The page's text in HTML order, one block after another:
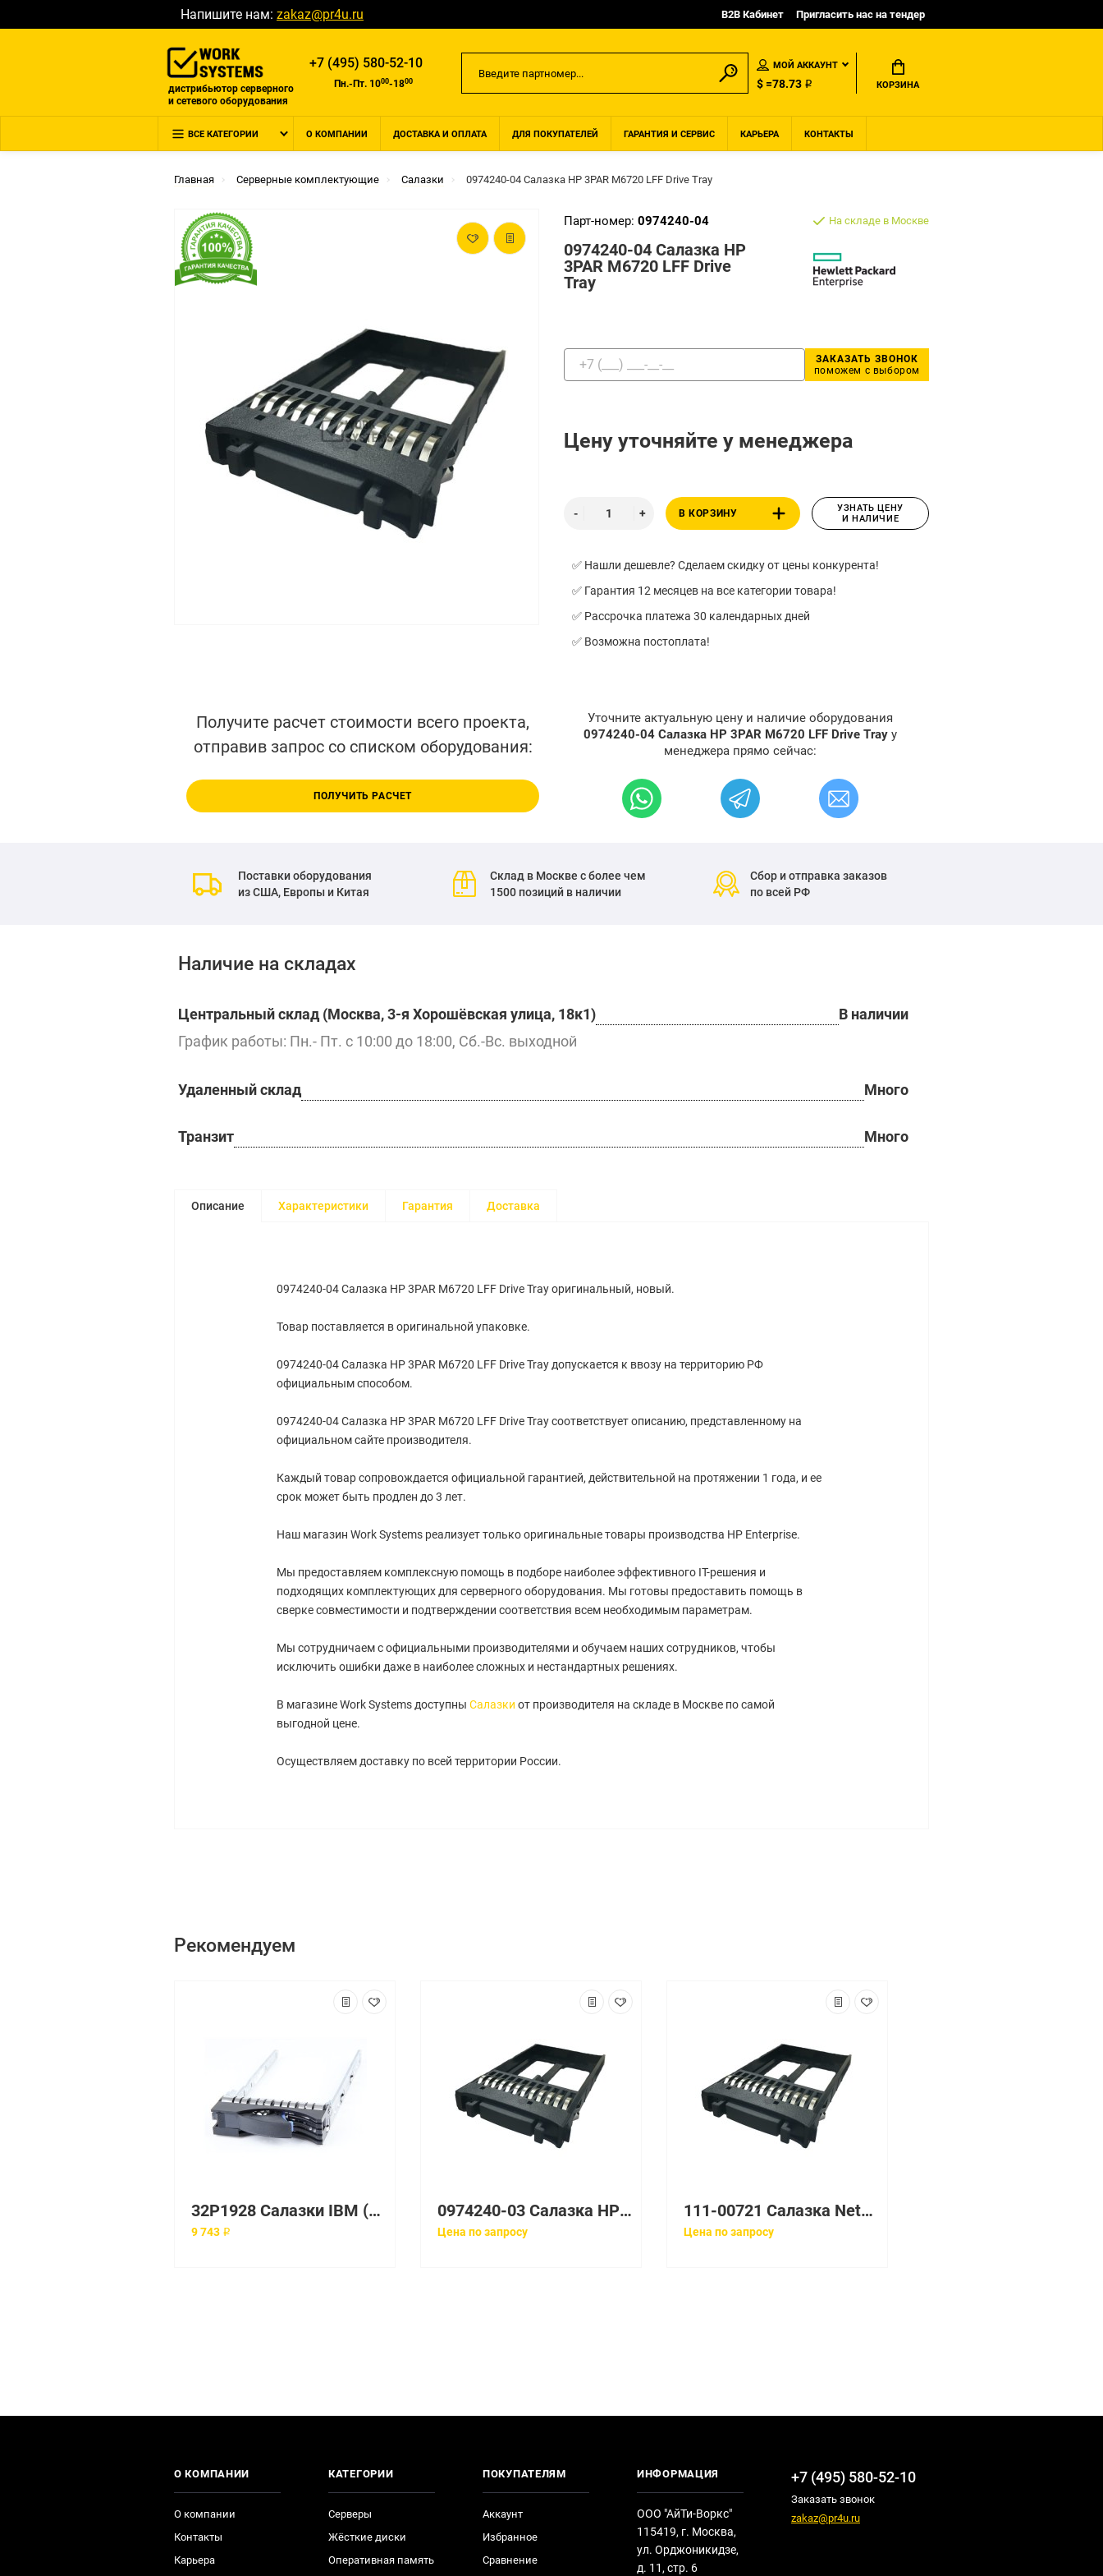
Напишите нам: zakaz@pr4u.ru B2B Кабинет Пригласить нас на тендер
дистрибьютор серверного
и сетевого оборудования
+7 (495) 580-52-10
Пн.-Пт. 1000-1800
МОЙ АККАУНТ
$ =78.73 ₽ КОРЗИНА
ВСЕ КАТЕГОРИИ О КОМПАНИИ ДОСТАВКА И ОПЛАТА ДЛЯ ПОКУПАТЕЛЕЙ ГАРАНТИЯ И СЕРВИС КАРЬЕРА КОНТАКТЫ
Главная Серверные комплектующие Салазки 0974240-04 Салазка HP 3PAR M6720 LFF Drive Tray
Парт-номер: 0974240-04
0974240-04 Салазка HP
3PAR M6720 LFF Drive
Tray
На складе в Москве
ЗАКАЗАТЬ ЗВОНОК
поможем с выбором
Цену уточняйте у менеджера
В КОРЗИНУ
УЗНАТЬ ЦЕНУ
И НАЛИЧИЕ
✅ Нашли дешевле? Сделаем скидку от цены конкурента!
✅ Гарантия 12 месяцев на все категории товара!
✅ Рассрочка платежа 30 календарных дней
✅ Возможна постоплата!
Получите расчет стоимости всего проекта,
отправив запрос со списком оборудования:
ПОЛУЧИТЬ РАСЧЕТ
Уточните актуальную цену и наличие оборудования
0974240-04 Салазка HP 3PAR M6720 LFF Drive Tray у
менеджера прямо сейчас:
Поставки оборудования
из США, Европы и Китая
Склад в Москве с более чем
1500 позиций в наличии
Сбор и отправка заказов
по всей РФ
Наличие на складах
Центральный склад (Москва, 3-я Хорошёвская улица, 18к1)
В наличии
График работы: Пн.- Пт. с 10:00 до 18:00, Сб.-Вс. выходной
Удаленный склад Много
Транзит Много
Описание Характеристики Гарантия Доставка
0974240-04 Салазка HP 3PAR M6720 LFF Drive Tray оригинальный, новый.
Товар поставляется в оригинальной упаковке.
0974240-04 Салазка HP 3PAR M6720 LFF Drive Tray допускается к ввозу на территорию РФ
официальным способом.
0974240-04 Салазка HP 3PAR M6720 LFF Drive Tray соответствует описанию, представленному на
официальном сайте производителя.
Каждый товар сопровождается официальной гарантией, действительной на протяжении 1 года, и ее
срок может быть продлен до 3 лет.
Наш магазин Work Systems реализует только оригинальные товары производства HP Enterprise.
Мы предоставляем комплексную помощь в подборе наиболее эффективного IT-решения и
подходящих комплектующих для серверного оборудования. Мы готовы предоставить помощь в
сверке совместимости и подтверждении соответствия всем необходимым параметрам.
Мы сотрудничаем с официальными производителями и обучаем наших сотрудников, чтобы
исключить ошибки даже в наиболее сложных и нестандартных решениях.
В магазине Work Systems доступны Салазки от производителя на складе в Москве по самой
выгодной цене.
Осуществляем доставку по всей территории России.
Рекомендуем
32P1928 Салазки IBM (Lenovo)
9 743 ₽
0974240-03 Салазка HP 3PAR M6720 LFF Drive Tray
Цена по запросу
111-00721 Салазка NetApp SAS 2.5 HDD Tray Caddy
Цена по запросу
О КОМПАНИИ
О компании
Контакты
Карьера
КАТЕГОРИИ
Серверы
Жёсткие диски
Оперативная память
ПОКУПАТЕЛЯМ
Аккаунт
Избранное
Сравнение
ИНФОРМАЦИЯ
ООО "АйТи-Воркс"
115419, г. Москва,
ул. Орджоникидзе,
д. 11, стр. 6
+7 (495) 580-52-10
Заказать звонок
zakaz@pr4u.ru